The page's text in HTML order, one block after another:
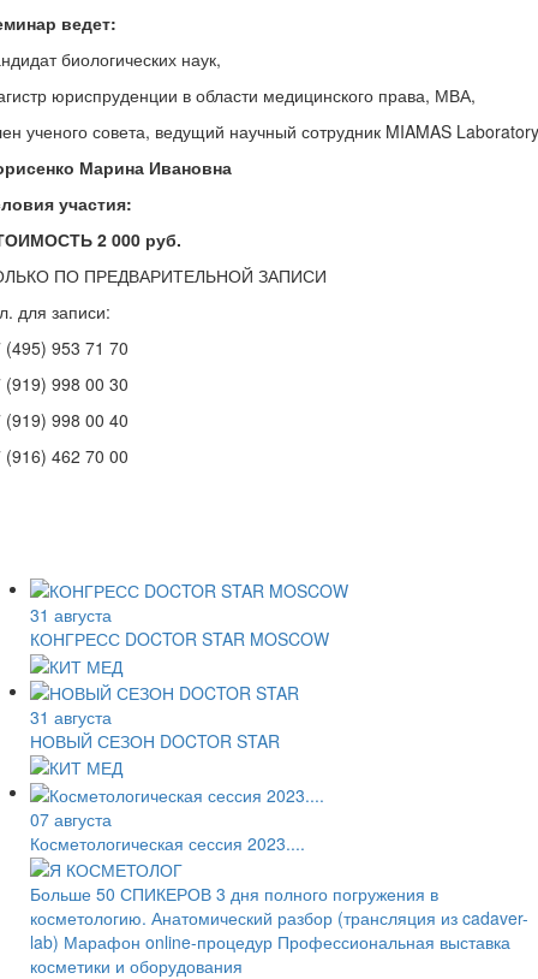
ведет:
биологических наук,
юриспруденции в области медицинского права, МВА,
ученого совета, ведущий научный сотрудник MIAMAS
Марина Ивановна
участия:
2 000 руб.
ПО ПРЕДВАРИТЕЛЬНОЙ ЗАПИСИ
для записи:
(495) 953 71 70
(919) 998 00 30
(919) 998 00 40
(916) 462 70 00
31 августа
КОНГРЕСС DOCTOR STAR MOSCOW
31 августа
НОВЫЙ СЕЗОН DOCTOR STAR
07 августа
Косметологическая сессия 2023....
Больше 50 СПИКЕРОВ 3 дня полного погружения в
косметологию. Анатомический разбор (трансляция из cadaver-
lab) Марафон online-процедур Профессиональная выставка
косметики и оборудования